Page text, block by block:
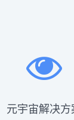
元宇宙解决方